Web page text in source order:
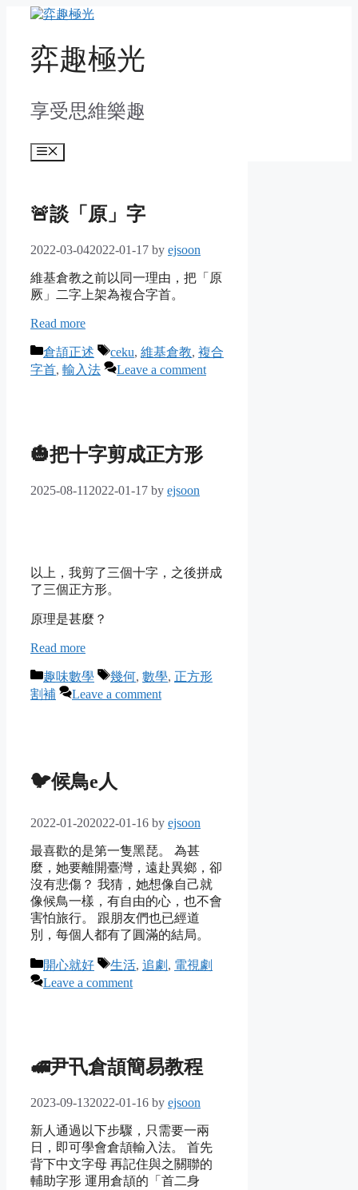
弈趣極光
享受思維樂趣
Menu
🚨談「原」字
2022-03-042022-01-17 by ejsoon
維基倉教之前以同一理由，把「原
厥」二字上架為複合字首。
Read more
Categories
倉頡正述 Tags
ceku, 維基倉教, 複合
字首, 輸入法 Leave a comment
🎃把十字剪成正方形
2025-08-11 2022-01-17 by ejsoon
以上，我剪了三個十字，之後拼成
了三個正方形。
原理是甚麼？
Read more
Categories
趣味數學 Tags
幾何, 數學, 正方形
割補
Leave a comment
🐦候鳥e人
2022-01-202022-01-16 by ejsoon
最喜歡的是第一隻黑琵。 為甚
麼，她要離開臺灣，遠赴異鄉，卻
沒有悲傷？ 我猜，她想像自己就
像候鳥一樣，有自由的心，也不會
害怕旅行。 跟朋友們也已經道
別，每個人都有了圓滿的結局。
Categories
開心就好 Tags
生活, 追劇 , 電視劇
Leave a comment
🚅尹卂倉頡簡易教程
2023-09-132022-01-16 by ejsoon
新人通過以下步驟，只需要一兩
日，即可學會倉頡輸入法。 首先
背下中文字母 再記住與之關聯的
輔助字形 運用倉頡的「首二身